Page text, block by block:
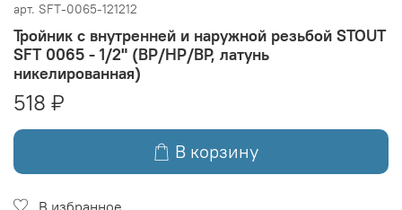
арт. SFT-0065-121212
Тройник с внутренней и наружной резьбой STOUT
SFT 0065 - 1/2" (ВР/НР/ВР, латунь
никелированная)
518 ₽
В корзину
В избранное